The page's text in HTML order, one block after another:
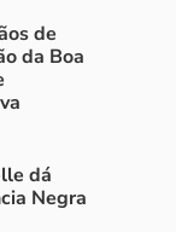
de
da Boa
dá
Negra